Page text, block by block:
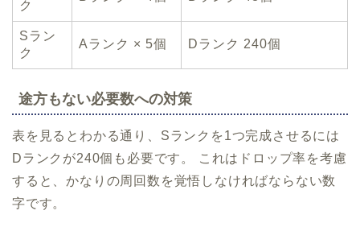
ク
Sラン
ク
Aランク × 5個 Dランク 240個
途方もない必要数への対策
表を見るとわかる通り、Sランクを1つ完成させるには
Dランクが240個も必要です。 これはドロップ率を考慮
すると、かなりの周回数を覚悟しなければならない数
字です。